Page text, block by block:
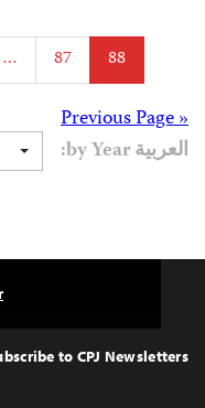
Posts
… 87 88
Posts
« Previous Page
العربية by Year:
Top
to CPJ Newsletters: